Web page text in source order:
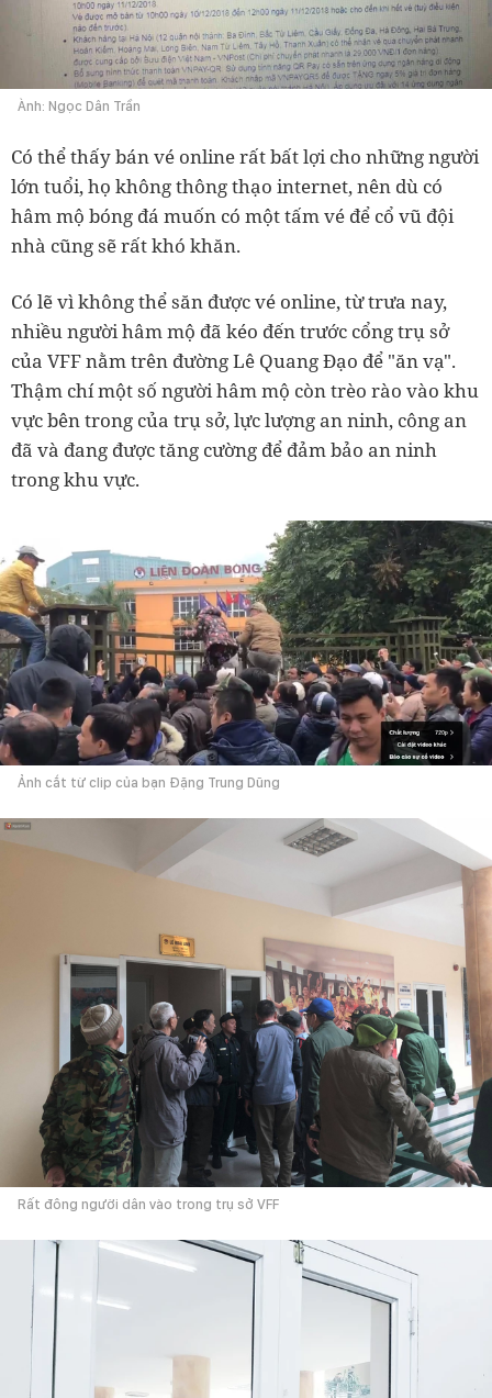
Ành: Ngọc Dân Trần
Có thể thấy bán vé online rất bất lợi cho những người
lớn tuổi, họ không thông thạo internet, nên dù có
hâm mộ bóng đá muốn có một tấm vé để cổ vũ đội
nhà cũng sẽ rất khó khăn.
Có lẽ vì không thể săn được vé online, từ trưa nay,
nhiều người hâm mộ đã kéo đến trước cổng trụ sở
của VFF nằm trên đường Lê Quang Đạo để "ăn vạ".
Thậm chí một số người hâm mộ còn trèo rào vào khu
vực bên trong của trụ sở, lực lượng an ninh, công an
đã và đang được tăng cường để đảm bảo an ninh
trong khu vực.
Ảnh cắt từ clip của bạn Đặng Trung Dũng
Rất đông người dân vào trong trụ sở VFF